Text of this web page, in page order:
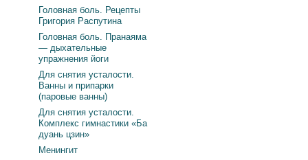
Головная боль. Рецепты
Григория Распутина
Головная боль. Пранаяма
— дыхательные
упражнения йоги
Для снятия усталости.
Ванны и припарки
(паровые ванны)
Для снятия усталости.
Комплекс гимнастики «Ба
дуань цзин»
Менингит